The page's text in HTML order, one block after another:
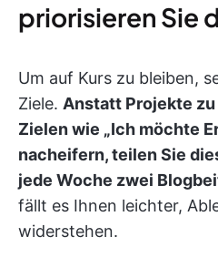
priorisieren Sie
Um auf Kurs zu bleiben,
Ziele. Anstatt Projekte
Zielen wie „Ich möchte
nacheifern, teilen Sie
jede Woche zwei
fällt es Ihnen leichter,
widerstehen.